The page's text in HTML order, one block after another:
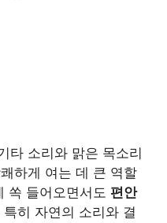
타 소리와 맑은 목소리
하게 여는 데 큰 역할
쏙 들어오면서도 편안
히 자연의 소리와 결